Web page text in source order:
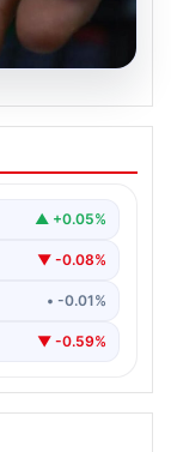
jeopolitik…
▲ +0.05%
▼ -0.08%
• -0.01%
▼ -0.59%